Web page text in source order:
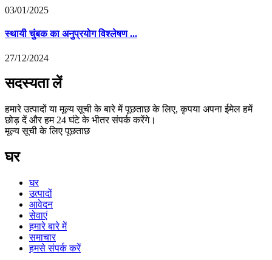
03/01/2025
स्थायी चुंबक का अनुप्रयोग विश्लेषण ...
27/12/2024
सदस्यता लें
हमारे उत्पादों या मूल्य सूची के बारे में पूछताछ के लिए, कृपया अपना ईमेल हमें
छोड़ दें और हम 24 घंटे के भीतर संपर्क करेंगे।
मूल्य सूची के लिए पूछताछ
घर
घर
उत्पादों
आवेदन
सेवाएं
हमारे बारे में
समाचार
हमसे संपर्क करें